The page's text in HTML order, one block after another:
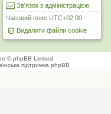
Зв'язок з адміністрацією
Часовий пояс UTC+02:00
Видалити файли cookie
© phpBB Limited
підтримка phpBB